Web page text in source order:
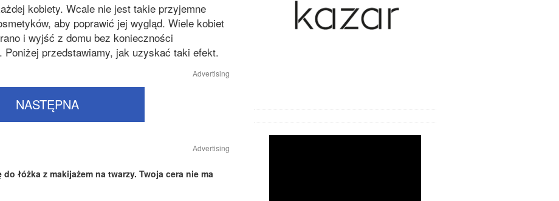
kobiety. Wcale nie jest takie przyjemne
aby poprawić jej wygląd. Wiele kobiet
i wyjść z domu bez konieczności
Poniżej przedstawiamy, jak uzyskać taki efekt.
Advertising
NASTĘPNA
Advertising
łóżka z makijażem na twarzy. Twoja cera nie ma